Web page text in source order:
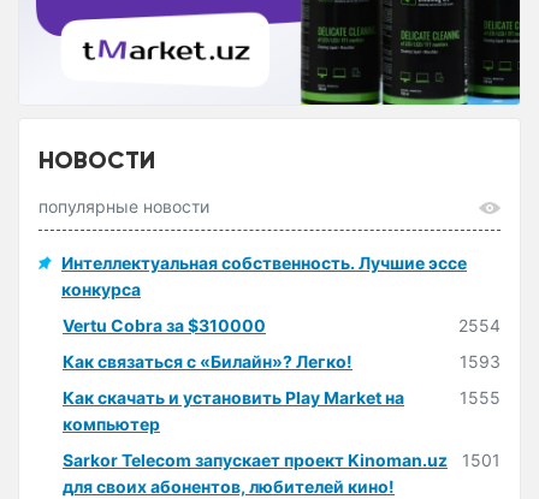
НОВОСТИ
популярные новости
Интеллектуальная собственность. Лучшие эссе
конкурса
Vertu Cobra за $310000
2554
Как связаться с «Билайн»? Легко!
1593
Как скачать и установить Play Market на
компьютер
1555
Sarkor Telecom запускает проект Kinoman.uz
для своих абонентов, любителей кино!
1501